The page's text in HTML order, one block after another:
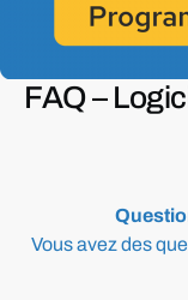
FAQ –
Vousavez des